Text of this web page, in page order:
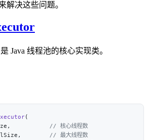
解决这些问题。
是 Java 线程池的核心实现类。